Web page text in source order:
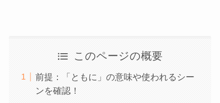
このページの概要
前提：「ともに」の意味や使われるシー
ンを確認！